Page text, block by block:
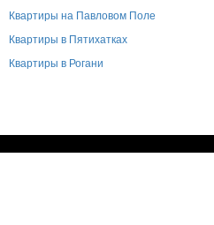
Квартиры на Павловом Поле
Квартиры в Пятихатках
Квартиры в Рогани